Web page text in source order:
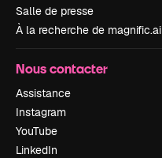
Salle de presse
À la recherche de magnific.ai
Nous contacter
Assistance
Instagram
YouTube
LinkedIn